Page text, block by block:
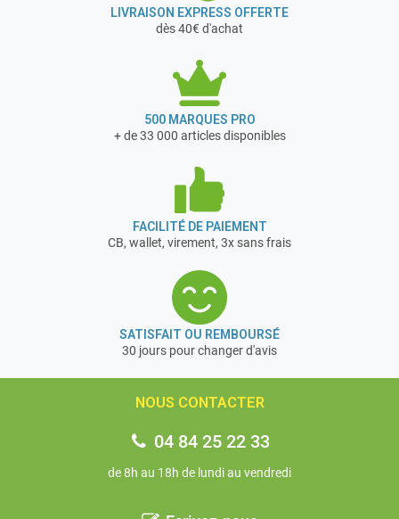
LIVRAISON EXPRESS OFFERTE
dès 40€ d'achat
500 MARQUES PRO
+ de 33 000 articles disponibles
FACILITÉ DE PAIEMENT
CB, wallet, virement, 3x sans frais
SATISFAIT OU REMBOURSÉ
30 jours pour changer d'avis
NOUS CONTACTER
04 84 25 22 33
de 8h au 18h de lundi au vendredi